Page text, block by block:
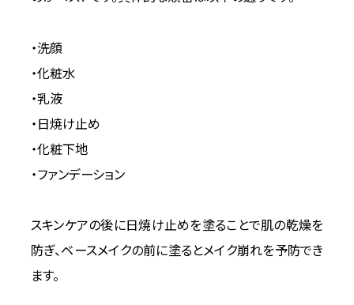
・洗顔
・化粧水
・乳液
・日焼け止め
・化粧下地
・ファンデーション
スキンケアの後に日焼け止めを塗ることで肌の乾燥を
防ぎ、ベースメイクの前に塗るとメイク崩れを予防でき
ます。